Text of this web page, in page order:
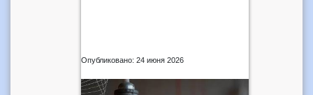
Опубликовано: 24 июня 2026